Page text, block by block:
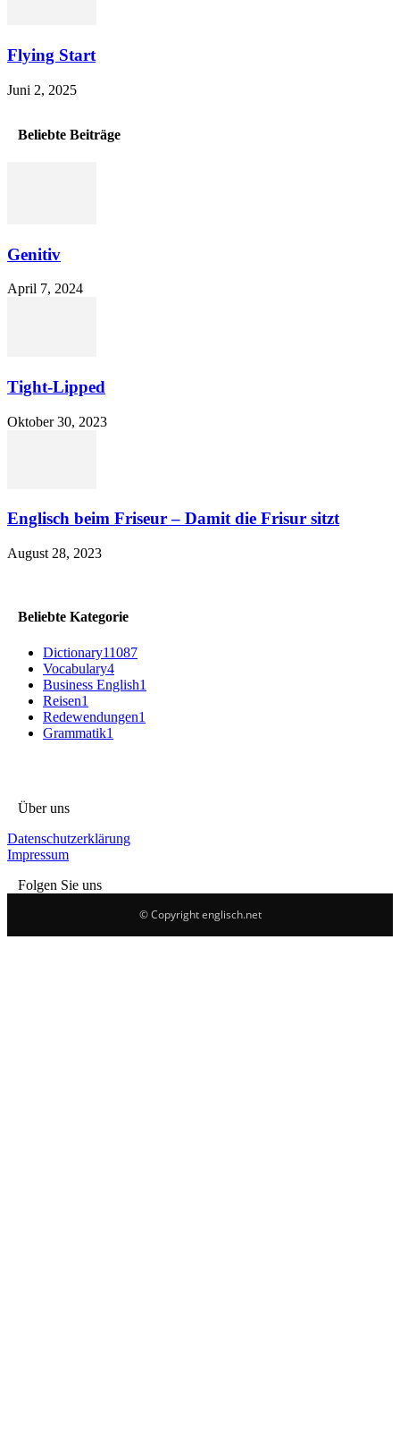
Flying Start
Juni 2, 2025
Beliebte Beiträge
Genitiv
April 7, 2024
Tight-Lipped
Oktober 30, 2023
Englisch beim Friseur – Damit die Frisur sitzt
August 28, 2023
Beliebte Kategorie
Dictionary11087
Vocabulary4
Business English1
Reisen1
Redewendungen1
Grammatik1
Über uns
Datenschutzerklärung
Impressum
Folgen Sie uns
© Copyright englisch.net